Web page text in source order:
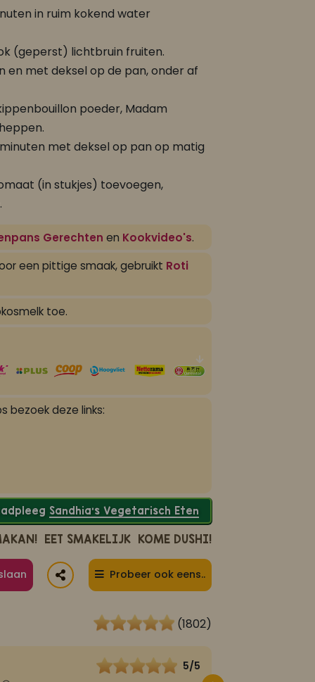
in ruim kokend water
(geperst) lichtbruin fruiten.
en met deksel op de pan, onder af
poeder, Madam
met deksel op pan op matig
(in stukjes) toevoegen,
Gerechten en Kookvideo's.
een pittige smaak, gebruikt Roti
toe.
bezoek deze links:
Sandhia’s Vegetarisch Eten
EET SMAKELIJK KOME DUSHI!
Probeer ook eens..
(1802)
5/5